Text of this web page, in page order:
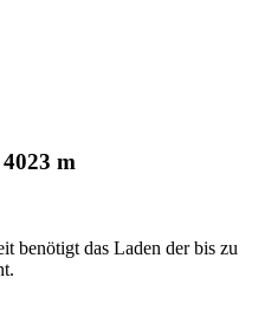
m
benötigt das Laden der bis zu